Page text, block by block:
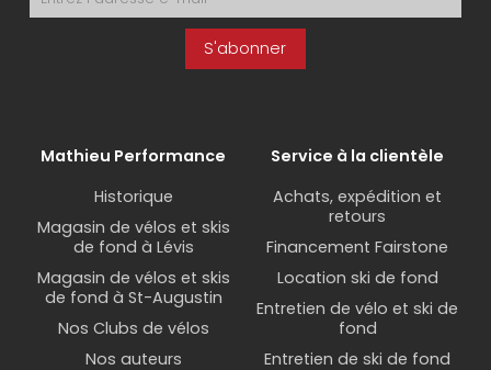
S'abonner
Mathieu Performance
Historique
Magasin de vélos et skis
de fond à Lévis
Magasin de vélos et skis
de fond à St-Augustin
Nos Clubs de vélos
Nos auteurs
Service à la clientèle
Achats, expédition et
retours
Financement Fairstone
Location ski de fond
Entretien de vélo et ski de
fond
Entretien de ski de fond